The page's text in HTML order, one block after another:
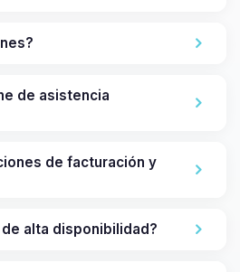
de asistencia
de facturación y
alta disponibilidad?